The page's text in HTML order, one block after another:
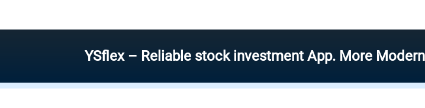
YSflex – Reliable stock investment App. More Modern –